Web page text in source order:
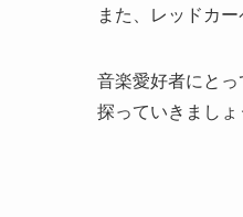
また、レッドカ
音楽愛好者にと
探っていきましょ